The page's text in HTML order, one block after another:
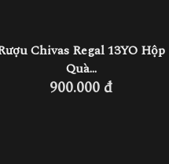
Rượu Chivas - Royal Salute...
10.500.000 đ